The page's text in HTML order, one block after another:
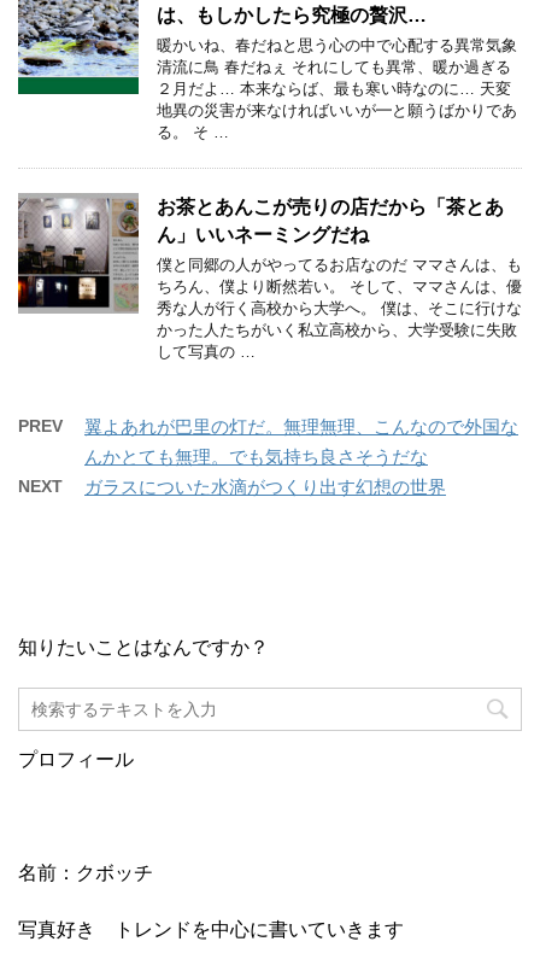
は、もしかしたら究極の贅沢…
暖かいね、春だねと思う心の中で心配する異常気象
清流に鳥 春だねぇ それにしても異常、暖か過ぎる
２月だよ… 本来ならば、最も寒い時なのに… 天変
地異の災害が来なければいいが━と願うばかりであ
る。 そ …
お茶とあんこが売りの店だから「茶とあ
ん」いいネーミングだね
僕と同郷の人がやってるお店なのだ ママさんは、も
ちろん、僕より断然若い。 そして、ママさんは、優
秀な人が行く高校から大学へ。 僕は、そこに行けな
かった人たちがいく私立高校から、大学受験に失敗
して写真の …
PREV
翼よあれが巴里の灯だ。無理無理、こんなので外国な
んかとても無理。でも気持ち良さそうだな
NEXT ガラスについた水滴がつくり出す幻想の世界
知りたいことはなんですか？
プロフィール
名前：クボッチ
写真好き トレンドを中心に書いていきます